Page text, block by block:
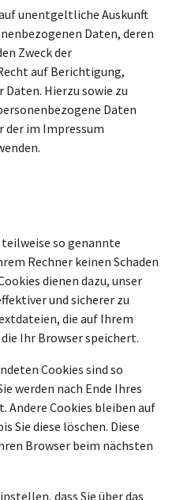
unentgeltliche Auskunft
Daten, deren
Zweck der
auf Berichtigung,
Daten. Hierzu sowie zu
Daten
der im Impressum
so genannte
Rechner keinen Schaden
dienen dazu, unser
und sicherer zu
die auf Ihrem
Ihr Browser speichert.
Cookies sind so
werden nach Ende Ihres
Andere Cookies bleiben auf
Sie diese löschen. Diese
Browser beim nächsten
dass Sie über das